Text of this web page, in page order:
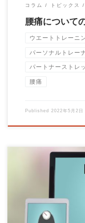
コラム トピックス
腰痛について
ウエートトレーニ
パーソナルトレー
パートナーストレ
腰痛
Published 2022年5月2日
Brainオンラインダイ
自律を目指す。 1.健